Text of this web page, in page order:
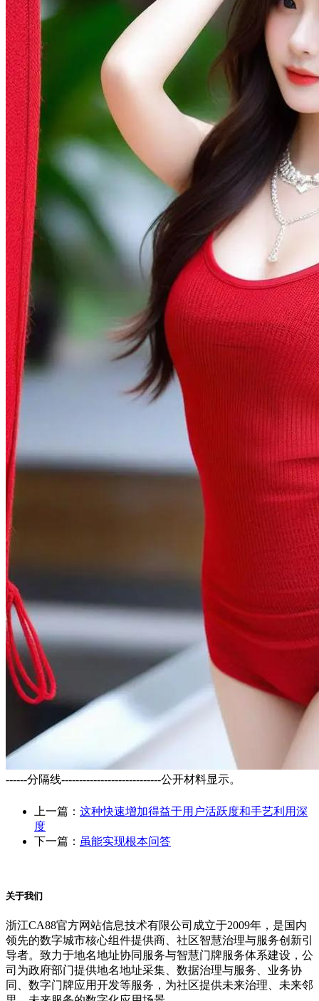
------分隔线----------------------------公开材料显示。
上一篇： 这种快速增加得益于用户活跃度和手艺利用深
度
下一篇： 虽能实现根本问答
关于我们
浙江CA88官方网站信息技术有限公司成立于2009年，是国内
领先的数字城市核心组件提供商、社区智慧治理与服务创新引
导者。致力于地名地址协同服务与智慧门牌服务体系建设，公
司为政府部门提供地名地址采集、数据治理与服务、业务协
同、数字门牌应用开发等服务，为社区提供未来治理、未来邻